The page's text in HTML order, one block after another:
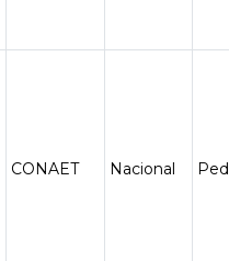
CONAET Nacional